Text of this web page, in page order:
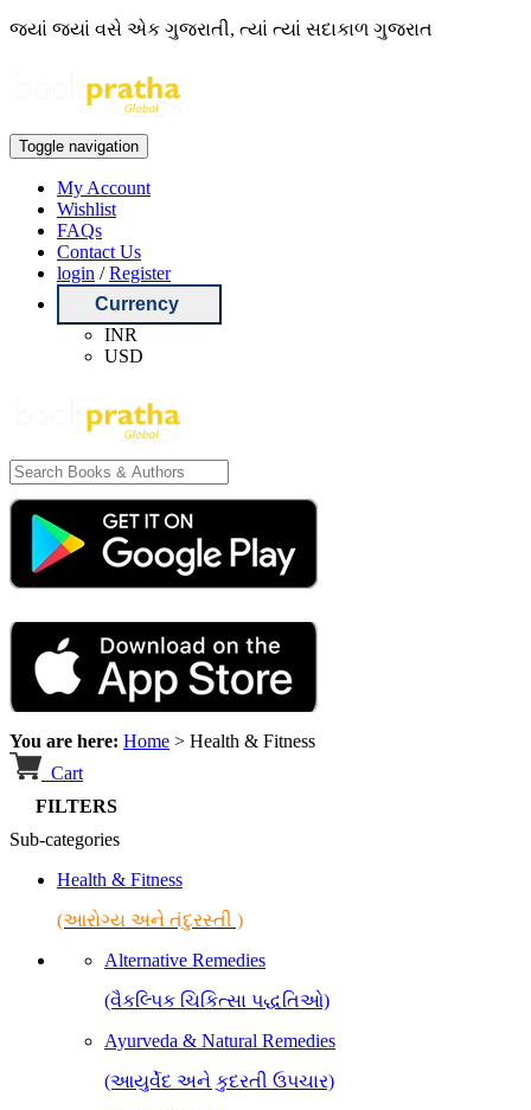
જ્યાં જ્યાં વસે એક ગુજરાતી, ત્યાં ત્યાં સદાકાળ ગુજરાત
Toggle navigation
My Account
Wishlist
FAQs
Contact Us
login /Register
Currency
INR
USD
You are here: Home > Health & Fitness
Cart
FILTERS
Sub-categories
Health & Fitness
(આરોગ્ય અને તંદુરસ્તી )
Alternative Remedies
(વૈકલ્પિક ચિકિત્સા પદ્ધતિઓ)
Ayurveda & Natural Remedies
(આયુર્વેદ અને કુદરતી ઉપચાર)